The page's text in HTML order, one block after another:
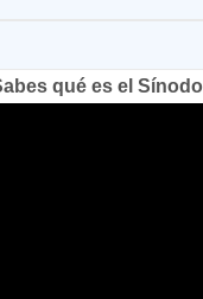
qué es el